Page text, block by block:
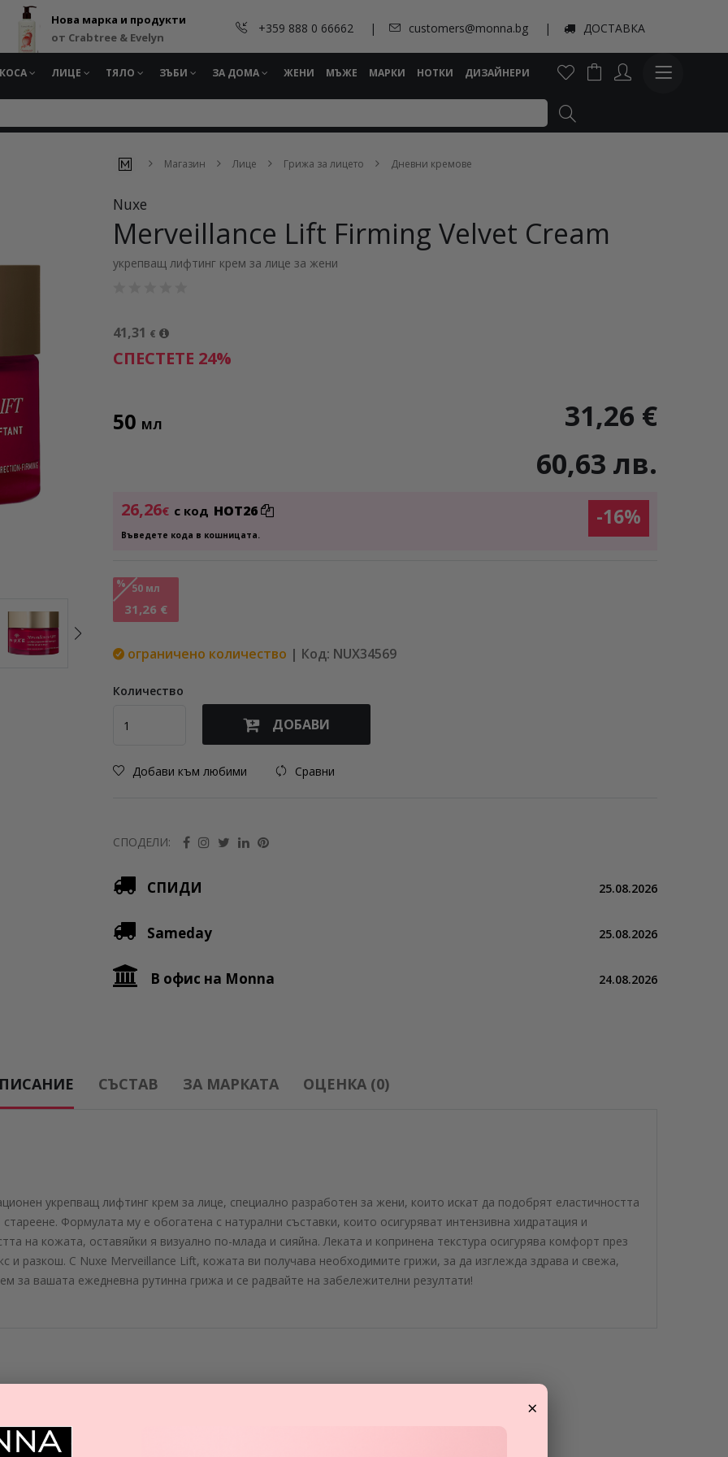
Нова марка и продукти
от Crabtree & Evelyn
+359 888 0 66662 customers@monna.bg ДОСТАВКА
КОСА ЛИЦЕ ТЯЛО ЗЪБИ ЗА ДОМА ЖЕНИ МЪЖЕ МАРКИ НОТКИ ДИЗАЙНЕРИ
Магазин Лице Грижа за лицето Дневни кремове
Nuxe
Merveillance Lift Firming Velvet Cream
укрепващ лифтинг крем за лице за жени
41,31 €
СПЕСТЕТЕ 24%
50 МЛ
31,26 €
60,63 лв.
26,26€ с код HOT26
Въведете кода в кошницата.
-16%
% 50 мл
31,26 €
ограничено количество | Код: NUX34569
Количество
ДОБАВИ
Добави към любими Сравни
СПОДЕЛИ:
СПИДИ 25.08.2026
Sameday 25.08.2026
В офис на Monna 24.08.2026
СЪСТАВ ЗА МАРКАТА ОЦЕНКА (0)
укрепващ лифтинг крем за лице, специално разработен за жени, които искат да подобрят еластичността
Формулата му е обогатена с натурални съставки, които осигуряват интензивна хидратация и
на кожата, оставяйки я визуално по-млада и сияйна. Леката и копринена текстура осигурява комфорт през
и разкош. С Nuxe Merveillance Lift, кожата ви получава необходимите грижи, за да изглежда здрава и свежа,
за вашата ежедневна рутинна грижа и се радвайте на забележителни резултати!
×